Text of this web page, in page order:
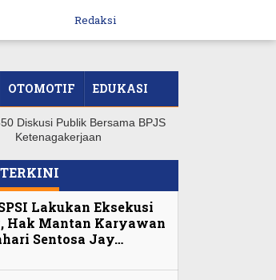
Redaksi
OTOMOTIF EDUKASI
Lakukan Eksekusi
Hak Mantan Karyawan
Sentosa Jay…